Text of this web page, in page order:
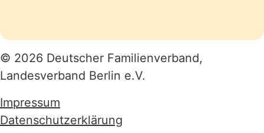
© 2026 Deutscher Familienverband,
Landesverband Berlin e.V.
Impressum
Datenschutzerklärung